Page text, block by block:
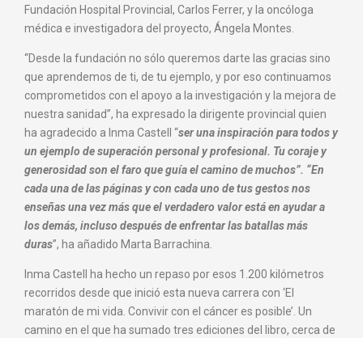
Fundación Hospital Provincial, Carlos Ferrer, y la oncóloga
médica e investigadora del proyecto, Ángela Montes.
“Desde la fundación no sólo queremos darte las gracias sino
que aprendemos de ti, de tu ejemplo, y por eso continuamos
comprometidos con el apoyo a la investigación y la mejora de
nuestra sanidad”, ha expresado la dirigente provincial quien
ha agradecido a Inma Castell “ser una inspiración para todos y
un ejemplo de superación personal y profesional. Tu coraje y
generosidad son el faro que guía el camino de muchos”. “En
cada una de las páginas y con cada uno de tus gestos nos
enseñas una vez más que el verdadero valor está en ayudar a
los demás, incluso después de enfrentar las batallas más
duras”, ha añadido Marta Barrachina.
Inma Castell ha hecho un repaso por esos 1.200 kilómetros
recorridos desde que inició esta nueva carrera con ‘El
maratón de mi vida. Convivir con el cáncer es posible’. Un
camino en el que ha sumado tres ediciones del libro, cerca de